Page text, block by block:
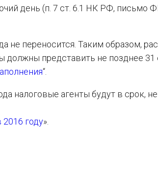
день (п. 7 ст. 6.1 НК РФ, письмо
не переносится. Таким образом,
представить не позднее 31
“.
налоговые агенты будут в срок, не
году».